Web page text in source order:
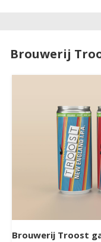
Brouwerij
Brouwerij Troost